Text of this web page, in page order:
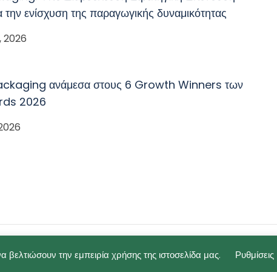
ενίσχυση της παραγωγικής δυναμικότητας
2026
ανάμεσα στους 6 Growth Winners των
2026
την εμπειρία χρήσης της ιστοσελίδα μας. Ρυθμίσεις